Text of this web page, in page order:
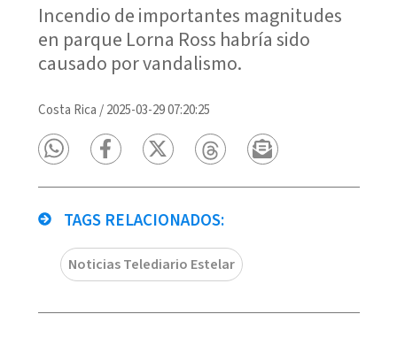
Incendio de importantes magnitudes
en parque Lorna Ross habría sido
causado por vandalismo.
Costa Rica /2025-03-29 07:20:25
TAGS RELACIONADOS:
Noticias Telediario Estelar